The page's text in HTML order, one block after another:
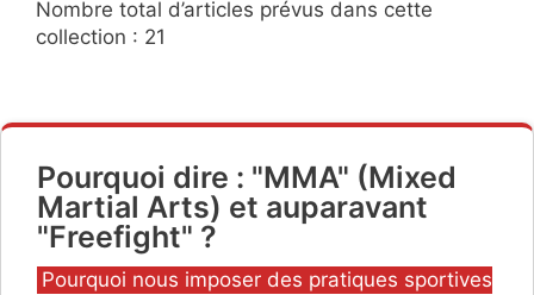
Nombre total d’articles prévus dans cette
collection : 21
Pourquoi dire : "MMA" (Mixed
Martial Arts) et auparavant
"Freefight" ?
Catégories
Pourquoi nous imposer des pratiques sportives